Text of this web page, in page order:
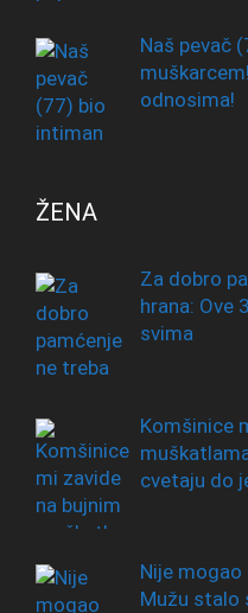
Naš pevač
odnosima!
ŽENA
Za dobro
hrana: Ove
svima
Komšinice
cvetaju do
Nije
Mužu stalo